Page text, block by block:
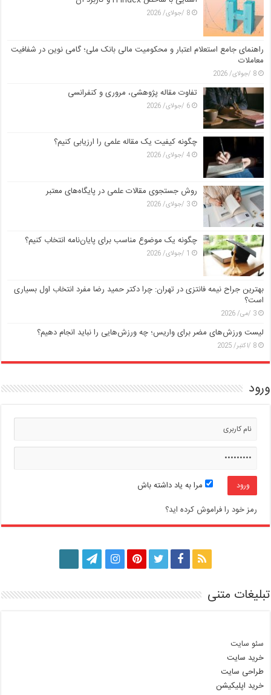
8 /جولای/ 2026
راهنمای جامع استعلام اعتبار و محکومیت مالی بانک ملی؛ گامی نوین در شفافیت
معاملات
8 /جولای/ 2026
تفاوت مقاله پژوهشی، مروری و کنفرانسی
6 /جولای/ 2026
چگونه کیفیت یک مقاله علمی را ارزیابی کنیم؟
4 /جولای/ 2026
روش جستجوی مقالات علمی در پایگاه‌های معتبر
3 /جولای/ 2026
چگونه یک موضوع مناسب برای پایان‌نامه انتخاب کنیم؟
1 /جولای/ 2026
بهترین جراح نیمه فانتزی در تهران: چرا دکتر حمید رضا مفرد انتخاب اول بسیاری
است؟
3 /می/ 2026
لیست ورزش‌های مضر برای واریس؛ چه ورزش‌هایی را نباید انجام دهیم؟
8 /اکتبر/ 2025
ورود
مرا به یاد داشته باش
رمز خود را فراموش کرده اید؟
تبلیغات متنی
سئو سایت
خرید سایت
طراحی سایت
خرید اپلیکیشن